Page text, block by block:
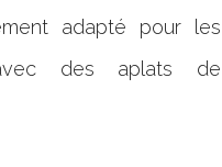
adapté pour les
des aplats de